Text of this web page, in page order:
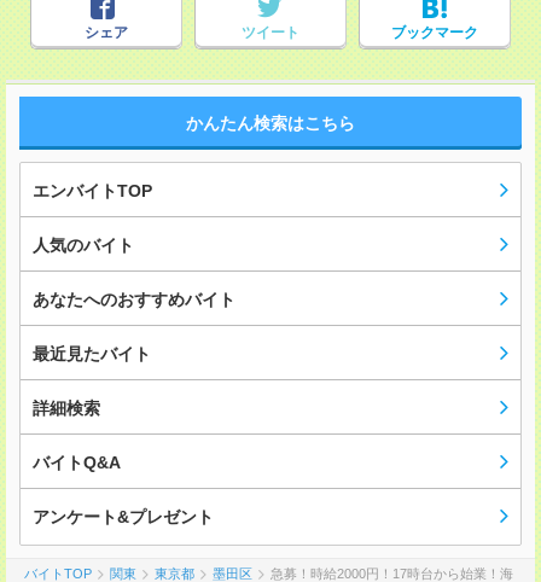
シェア ツイート ブックマーク
かんたん検索はこちら
エンバイトTOP
人気のバイト
あなたへのおすすめバイト
最近見たバイト
詳細検索
バイトQ&A
アンケート&プレゼント
バイトTOP 関東 東京都 墨田区 急募！時給2000円！17時台から始業！海